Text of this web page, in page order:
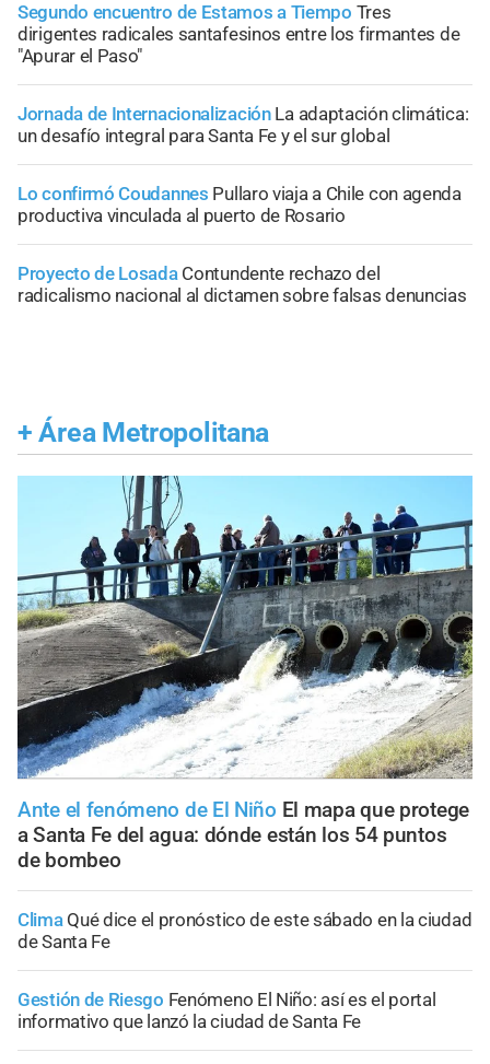
Segundo encuentro de Estamos a Tiempo Tres
dirigentes radicales santafesinos entre los firmantes de
"Apurar el Paso"
Jornada de Internacionalización La adaptación climática:
un desafío integral para Santa Fe y el sur global
Lo confirmó Coudannes Pullaro viaja a Chile con agenda
productiva vinculada al puerto de Rosario
Proyecto de Losada Contundente rechazo del
radicalismo nacional al dictamen sobre falsas denuncias
+ Área Metropolitana
Ante el fenómeno de El Niño El mapa que protege
a Santa Fe del agua: dónde están los 54 puntos
de bombeo
Clima Qué dice el pronóstico de este sábado en la ciudad
de Santa Fe
Gestión de Riesgo Fenómeno El Niño: así es el portal
informativo que lanzó la ciudad de Santa Fe